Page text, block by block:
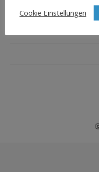
Cookie Einstellungen